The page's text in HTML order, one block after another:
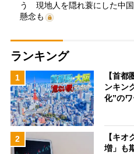
う 現地人を隠れ蓑にした中
懸念も
ランキング
1
【首
ンキン
化”の
2
【キ
増」も